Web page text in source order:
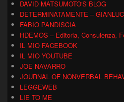
DAVID MATSUMOTO'S BLOG
DETERMINATAMENTE –
FABIO PANDISCIA
HDEMOS – Editoria, Consulenza,
IL MIO FACEBOOK
IL MIO YOUTUBE
JOE NAVARRO
JOURNAL OF NONVERBAL
LEGGEWEB
LIE TO ME